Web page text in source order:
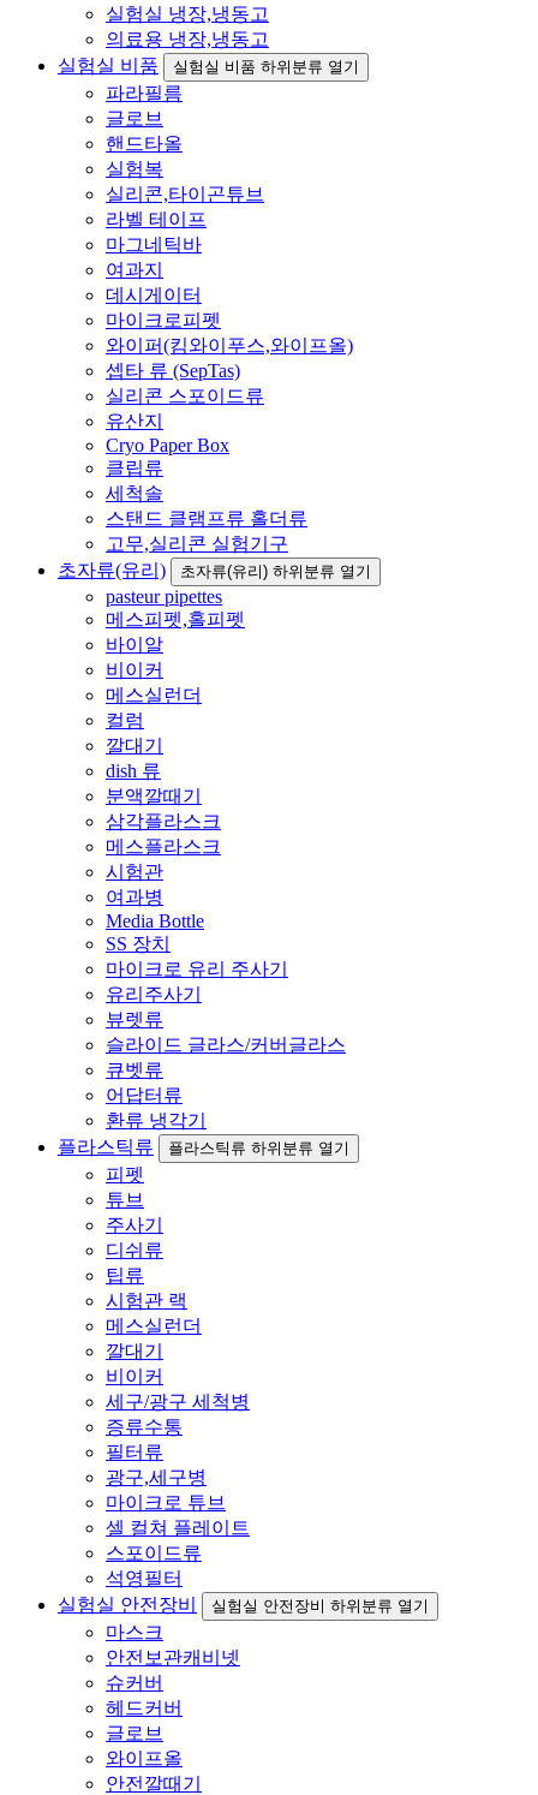
실험실 냉장,냉동고
의료용 냉장,냉동고
실험실 비품
실험실 비품 하위분류 열기
파라필름
글로브
핸드타올
실험복
실리콘,타이곤튜브
라벨 테이프
마그네틱바
여과지
데시게이터
마이크로피펫
와이퍼(킴와이푸스,와이프올)
셉타 류 (SepTas)
실리콘 스포이드류
유산지
Cryo Paper Box
클립류
세척솔
스탠드 클램프류 홀더류
고무,실리콘 실험기구
초자류(유리)
초자류(유리) 하위분류 열기
pasteur pipettes
메스피펫,홀피펫
바이알
비이커
메스실런더
컬럼
깔대기
dish 류
분액깔때기
삼각플라스크
메스플라스크
시험관
여과병
Media Bottle
SS 장치
마이크로 유리 주사기
유리주사기
뷰렛류
슬라이드 글라스/커버글라스
큐벳류
어답터류
환류 냉각기
플라스틱류
플라스틱류 하위분류 열기
피펫
튜브
주사기
디쉬류
팁류
시험관 랙
메스실런더
깔대기
비이커
세구/광구 세척병
증류수통
필터류
광구,세구병
마이크로 튜브
셀 컬쳐 플레이트
스포이드류
석영필터
실험실 안전장비
실험실 안전장비 하위분류 열기
마스크
안전보관캐비넷
슈커버
헤드커버
글로브
와이프올
안전깔때기